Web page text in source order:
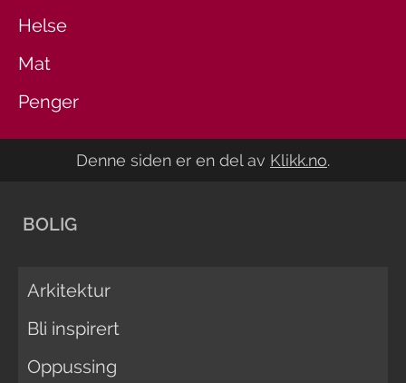
Helse
Mat
Penger
Denne siden er en del av Klikk.no.
BOLIG
Arkitektur
Bli inspirert
Oppussing